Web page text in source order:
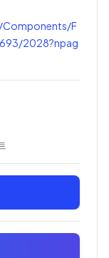
F
2028?npag